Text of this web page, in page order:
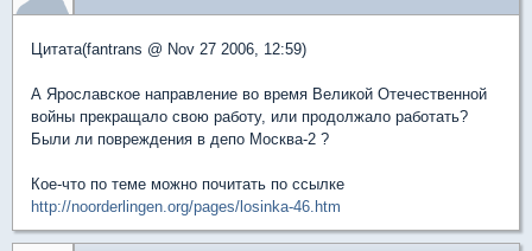
Цитата(fantrans @ Nov 27 2006, 12:59)
А Ярославское направление во время Великой Отечественной
войны прекращало свою работу, или продолжало работать?
Были ли повреждения в депо Москва-2 ?
Кое-что по теме можно почитать по ссылке
http://noorderlingen.org/pages/losinka-46.htm